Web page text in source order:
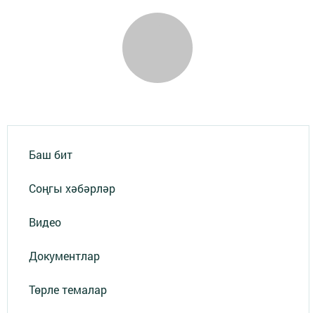
Баш бит
Соңгы хәбәрләр
Видео
Документлар
Төрле темалар